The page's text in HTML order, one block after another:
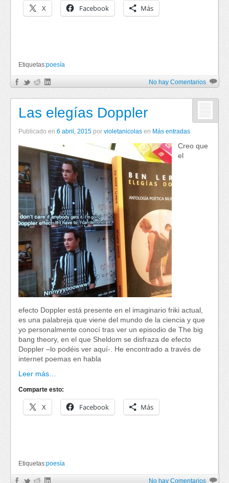
X Facebook Más
Etiquetas:poesía
No hay Comentarios
Las elegías Doppler
Publicado en 6 abril, 2015 por violetanicolas en Más entradas
Creo que
el
efecto Doppler está presente en el imaginario friki actual,
es una palabreja que viene del mundo de la ciencia y que
yo personalmente conocí tras ver un episodio de The big
bang theory, en el que Sheldom se disfraza de efecto
Doppler –lo podéis ver aquí-. He encontrado a través de
internet poemas en habla
Leer más…
Comparte esto:
X Facebook Más
Etiquetas:poesía
No hay Comentarios